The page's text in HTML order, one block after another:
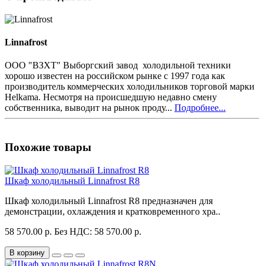
Linnafrost
ООО "ВЗХТ" Выборгский завод холодильной техники
хорошо известен на российском рынке с 1997 года как
производитель коммерческих холодильников торговой марки
Helkama. Несмотря на происшедшую недавно смену
собственника, выводит на рынок проду... Подробнее...
Похожие товары
Шкаф холодильный Linnafrost R8
Шкаф холодильный Linnafrost R8 предназначен для
демонстрации, охлаждения и кратковременного хра..
58 570.00 р. Без НДС: 58 570.00 р.
В корзину